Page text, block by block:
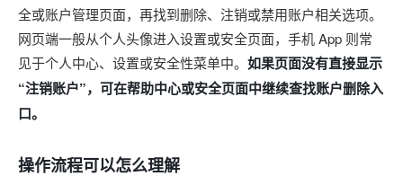
全或账户管理页面，再找到删除、注销或禁用账户相关选项。
网页端一般从个人头像进入设置或安全页面，手机 App 则常
见于个人中心、设置或安全性菜单中。 如果页面没有直接显示
“注销账户”，可在帮助中心或安全页面中继续查找账户删除入
口。
操作流程可以怎么理解